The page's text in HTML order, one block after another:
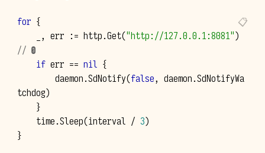
for {
, err := http.Get("http://127.0.0.1:8081")
// ❸
if err == nil {
daemon.SdNotify(false, daemon.SdNotifyWa
tchdog)
}
time.Sleep(interval / 3)
}